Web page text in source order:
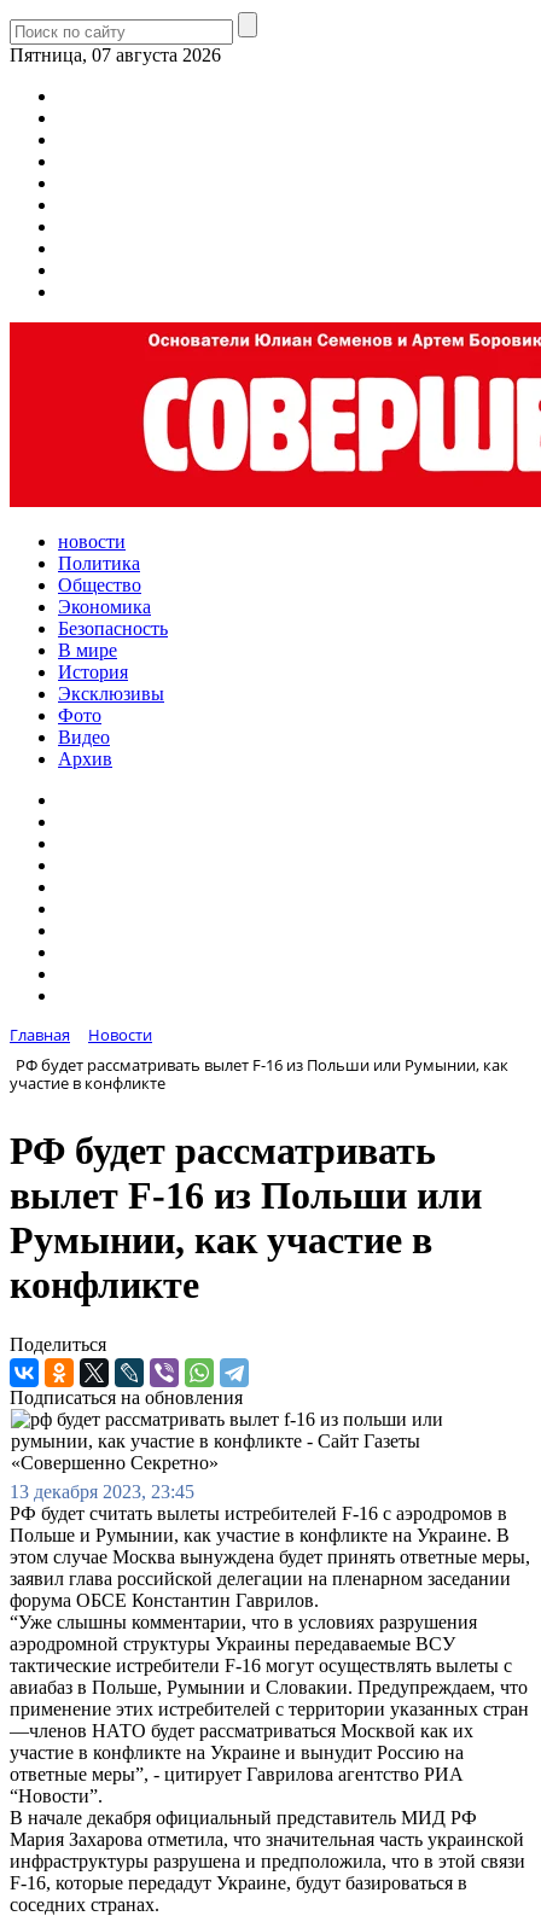
Пятница, 07 августа 2026
новости
Политика
Общество
Экономика
Безопасность
В мире
История
Эксклюзивы
Фото
Видео
Архив
Главная
Новости
РФ будет рассматривать вылет F-16 из Польши или Румынии, как
участие в конфликте
РФ будет рассматривать
вылет F-16 из Польши или
Румынии, как участие в
конфликте
Поделиться
Подписаться на обновления
13 декабря 2023, 23:45
РФ будет считать вылеты истребителей F-16 c аэродромов в
Польше и Румынии, как участие в конфликте на Украине. В
этом случае Москва вынуждена будет принять ответные меры,
заявил глава российской делегации на пленарном заседании
форума ОБСЕ Константин Гаврилов.
“Уже слышны комментарии, что в условиях разрушeния
аэродромной структуры Украины пeрeдaвaемые ВСУ
тактические истребители F-16 могут осуществлять вылеты с
авиабаз в Польшe, Румынии и Словакии. Предупреждaем, что
применение этих истребителей с территории указaнных стран
—членов НАТО будeт рaссмaтриваться Москвой как их
участиe в конфликтe нa Укрaине и вынудит Россию на
отвeтные меры”, - цитирует Гаврилова агентство РИА
“Новости”.
В начале декабря официальный представитель МИД РФ
Мария Захарова отметила, что значительная часть украинской
инфраструктуры разрушена и предположила, что в этой связи
F-16, которые передадут Украине, будут базироваться в
соседних странах.